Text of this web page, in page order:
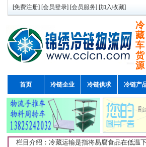
[免费注册] [会员登录] [会员服务] [加入收藏]
冷
藏
车
货
源
首页 冷链企业 冷链供求 冷链产
栏目介绍：冷藏运输是指将易腐食品在低温